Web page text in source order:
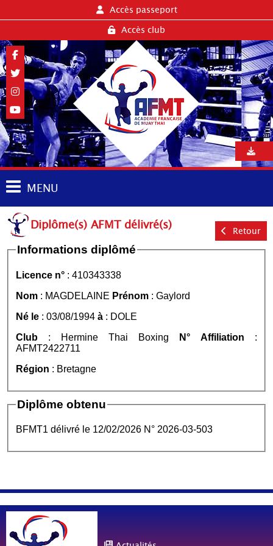
Accès passeport
Accès club
MENU
Diplôme(s) AFMT délivré(s) Retour
Informations diplômé
Licence n° : 410343338
Nom : MAGDELAINE Prénom : Gaylord
Né le : 03/08/1994 à : DOLE
Club : Hermine Thai Boxing N° Affiliation :
AFMT2422711
Région : Bretagne
Diplôme obtenu
BFMT1 délivré le 12/02/2026 N° 2026-03-503